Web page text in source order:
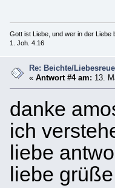
Gott ist Liebe, und wer in der Liebe
1. Joh. 4.16
Re: Beichte/
«Antwort #4 am: 13.
danke
ich
liebe
liebe